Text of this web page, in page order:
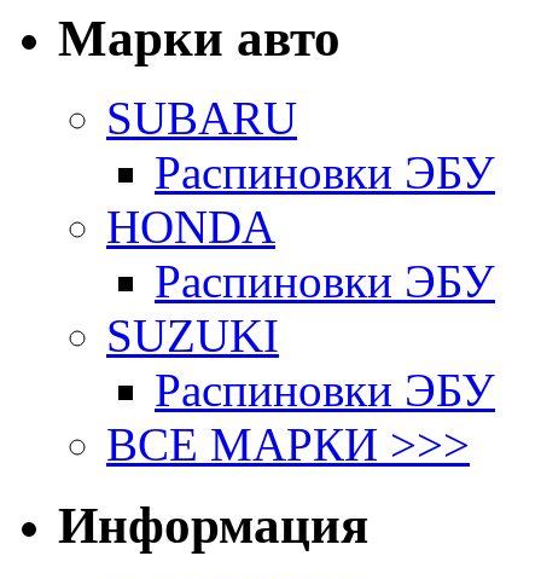
Марки авто
SUBARU
Распиновки ЭБУ
HONDA
Распиновки ЭБУ
SUZUKI
Распиновки ЭБУ
ВСЕ МАРКИ >>>
Информация